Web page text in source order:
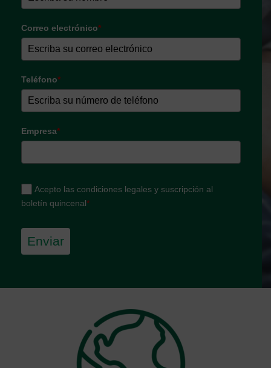
Correo electrónico*
Teléfono*
Empresa*
Acepto las condiciones legales y suscripción al
boletín quincenal*
Enviar